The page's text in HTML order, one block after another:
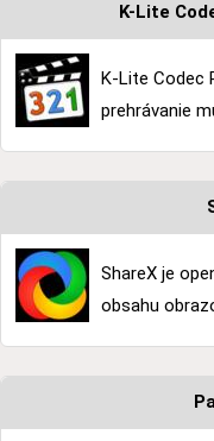
K-Lite
K-Lite Codec
prehrávanie
ShareX je
obsahu